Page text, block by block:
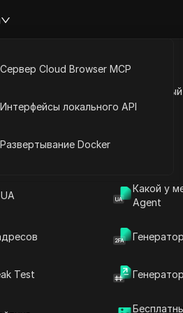
Какой у
Agent
Test
Сервер Cloud Browser MCP
Интерфейсы локального API
Развертывание Docker